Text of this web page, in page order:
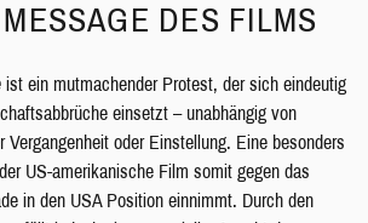
DES FILMS
ist ein mutmachender Protest, der sich eindeutig
einsetzt – unabhängig von
Vergangenheit oder Einstellung. Eine besonders
US-amerikanische Film somit gegen das
in den USA Position einnimmt. Durch den